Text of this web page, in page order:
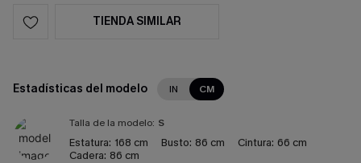
TIENDA SIMILAR
Estadísticas del modelo IN CM
Talla de la modelo: S
Estatura: 168 cm Busto: 86 cm Cintura: 66 cm
Cadera: 86 cm